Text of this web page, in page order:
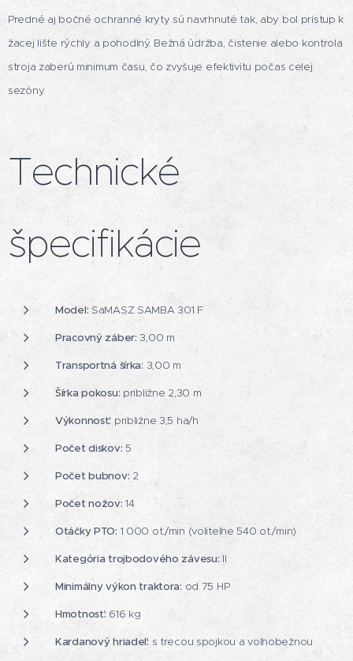
Predné aj bočné ochranné kryty sú navrhnuté tak, aby bol prístup k
žacej lište rýchly a pohodlný. Bežná údržba, čistenie alebo kontrola
stroja zaberú minimum času, čo zvyšuje efektivitu počas celej
sezóny.
Technické
špecifikácie
Model: SaMASZ SAMBA 301 F
Pracovný záber: 3,00 m
Transportná šírka: 3,00 m
Šírka pokosu: približne 2,30 m
Výkonnosť: približne 3,5 ha/h
Počet diskov: 5
Počet bubnov:2
Počet nožov: 14
Otáčky PTO: 1 000 ot./min (voliteľne 540 ot./min)
Kategória trojbodového závesu:II
Minimálny výkon traktora: od 75 HP
Hmotnosť:616 kg
Kardanový hriadeľ: s trecou spojkou a voľnobežnou